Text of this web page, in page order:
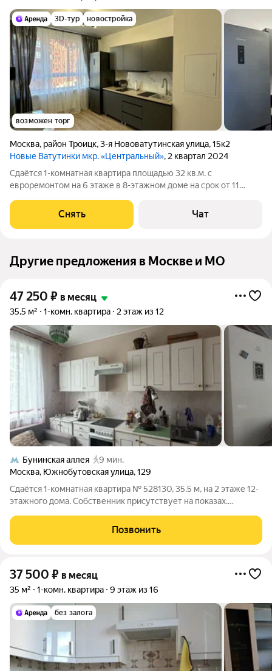
3D-тур новостройка
возможен торг
Москва, район Троицк,3-я Нововатутинская улица,15к2
Новые Ватутинки мкр. «Центральный», 2 квартал 2024
Сдаётся 1-комнатная квартира площадью 32 кв.м. с
евроремонтом на 6 этаже в 8-этажном доме на срок от 11
Холодильник Микроволновка Пылесос Дом - монолитный,
окна выходят во двор. В подъезде 2
Снять Чат
Другие предложения в Москве и МО
47 250 ₽ в месяц
35,5 м² 1-комн. квартира 2 этаж из 12
Бунинская аллея
9 мин.
Москва, Южнобутовская улица,129
Сдаётся 1-комнатная квартира № 528130, 35.5 м, на 2 этаже 12-
этажного дома. Собственник присутствует на показах.
оплачиваются отдельно. По условиям проживания: можно с
детьми, можно с питомцами.
Позвонить
37 500 ₽ в месяц
35 м² 1-комн. квартира 9 этаж из 16
без залога